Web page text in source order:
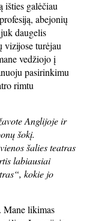
išties galėčiau
abejonių
daugelis
turėjau
vedžiojo į
pasirinkimu
rimtu
Anglijoje ir
šokį.
šalies teatras
labiausiai
kokie jo
Mane likimas